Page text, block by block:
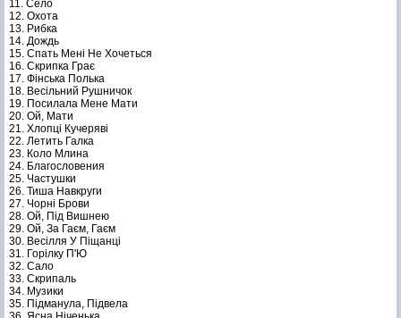
11. Село
12. Охота
13. Рибка
14. Дождь
15. Спать Мені Не Хочеться
16. Скрипка Грає
17. Фінська Полька
18. Весільний Рушничок
19. Посилала Мене Мати
20. Ой, Мати
21. Хлопці Кучеряві
22. Летить Галка
23. Коло Млина
24. Благословения
25. Частушки
26. Тиша Навкруги
27. Чорні Брови
28. Ой, Під Вишнею
29. Ой, За Гаєм, Гаєм
30. Весілля У Піщанці
31. Горілку П'Ю
32. Сало
33. Скрипаль
34. Музики
35. Підманула, Підвела